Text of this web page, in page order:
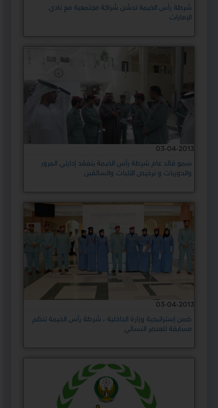
شرطة رأس الخيمة تدشن شراكة مجتمعية مع نادي
الإمارات
03-04-2013
سمو قائد عام شرطة رأس الخيمة يتفقد إدارتي المرور
والدوريات و ترخيص الآليات والسائقين
03-04-2013
ضمن إستراتيجية وزارة الداخلية ، شرطة رأس الخيمة تنظم
مسابقة للعنصر النسائي